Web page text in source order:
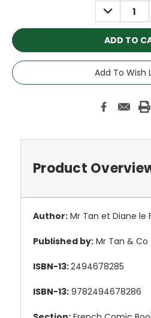
DECREASE
QUANTITY:
Add To Wish
Product
Author: Mr Tan et Diane le
Published by: Mr Tan &
ISBN-13:2494678285
ISBN-13: 9782494678286